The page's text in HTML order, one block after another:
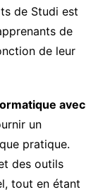
de Studi est
de
de leur
avec
un
pratique.
des outils
tout en étant